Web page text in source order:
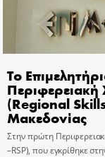
Το
(Regional
Μακεδονίας
Στην πρώτη
–RSP), που εγκρίθηκε